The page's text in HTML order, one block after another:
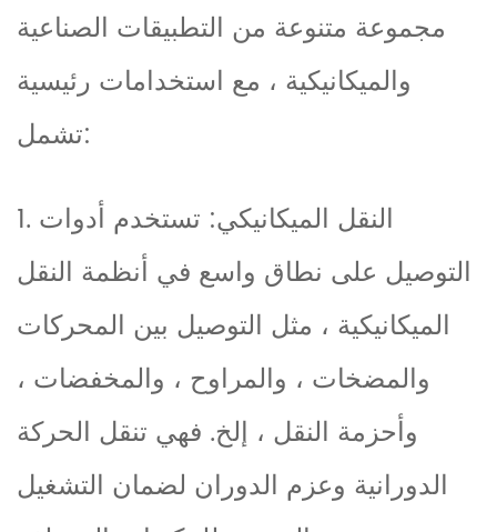
مجموعة متنوعة من التطبيقات الصناعية
والميكانيكية ، مع استخدامات رئيسية
تشمل:
1. النقل الميكانيكي: تستخدم أدوات
التوصيل على نطاق واسع في أنظمة النقل
الميكانيكية ، مثل التوصيل بين المحركات
والمضخات ، والمراوح ، والمخفضات ،
وأحزمة النقل ، إلخ. فهي تنقل الحركة
الدورانية وعزم الدوران لضمان التشغيل